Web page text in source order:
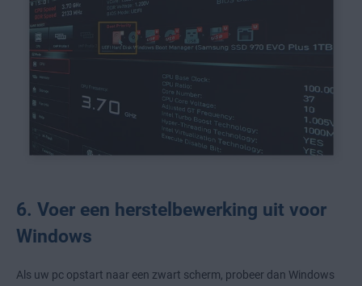
6. Voer een herstelbewerking uit voor
Windows
Als uw pc opstart naar een zwart scherm, probeer dan Windows